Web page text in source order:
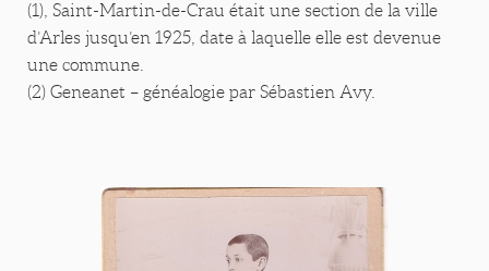
(1), Saint-Martin-de-Crau était une section de la ville
d’Arles jusqu’en 1925, date à laquelle elle est devenue
une commune.
(2) Geneanet – généalogie par Sébastien Avy.